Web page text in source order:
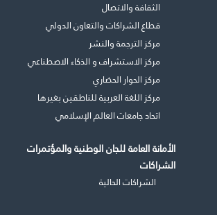
الثقافة والاتصال
قطاع الشراكات والتعاون الدولي
مركز الترجمة والنشر
مركز الاستشراف و الذكاء الاصطناعي
مركز الحوار الحضاري
مركز اللغة العربية للناطقين بغيرها
اتحاد جامعات العالم الإسلامي
الأمانة العامة للجان الوطنية والمؤتمرات
الشراكات
الشراكات الحالية